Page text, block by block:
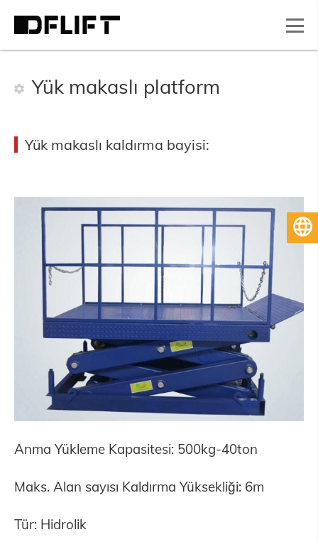
Yük makaslı platform
Yük makaslı kaldırma bayisi:
Anma Yükleme Kapasitesi: 500kg-40ton
Maks. Alan sayısı Kaldırma Yüksekliği: 6m
Tür: Hidrolik
Türkçe